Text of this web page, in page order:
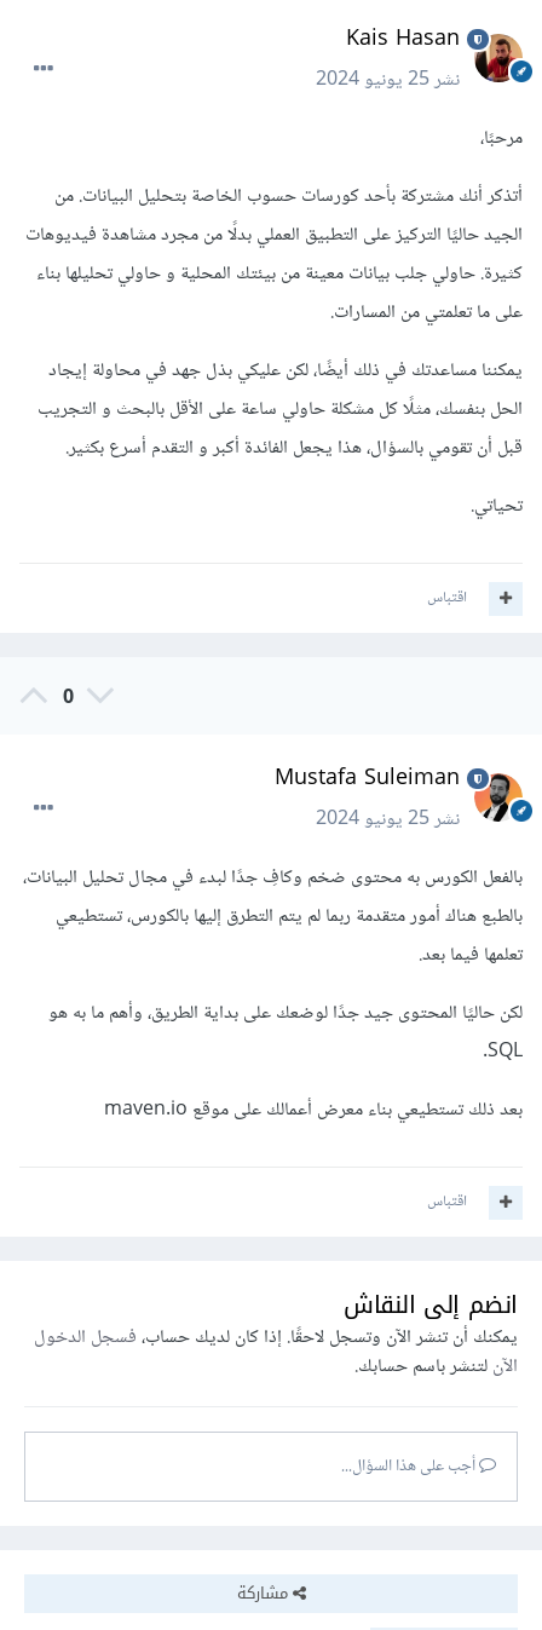
Kais Hasan
نشر25 يونيو 2024
مرحبًا،
أتذكر أنك مشتركة بأحد كورسات حسوب الخاصة بتحليل البيانات. من
الجيد حاليًا التركيز على التطبيق العملي بدلًا من مجرد مشاهدة فيديوهات
كثيرة. حاولي جلب بيانات معينة من بيئتك المحلية و حاولي تحليلها بناء
على ما تعلمتي من المسارات.
يمكننا مساعدتك في ذلك أيضًا، لكن عليكي بذل جهد في محاولة إيجاد
الحل بنفسك، مثلًا كل مشكلة حاولي ساعة على الأقل بالبحث و التجريب
قبل أن تقومي بالسؤال، هذا يجعل الفائدة أكبر و التقدم أسرع بكثير.
تحياتي.
اقتباس
0
Mustafa Suleiman
نشر25 يونيو 2024
بالفعل الكورس به محتوى ضخم وكافِ جدًا لبدء في مجال تحليل البيانات،
بالطبع هناك أمور متقدمة ربما لم يتم التطرق إليها بالكورس، تستطيعي
تعلمها فيما بعد.
لكن حاليًا المحتوى جيد جدًا لوضعك على بداية الطريق، وأهم ما به هو
SQL.
بعد ذلك تستطيعي بناء معرض أعمالك على موقع maven.io
اقتباس
انضم إلى النقاش
يمكنك أن تنشر الآن وتسجل لاحقًا. إذا كان لديك حساب،فسجل الدخول
الآنلتنشر باسم حسابك.
أجب على هذا السؤال...
مشاركة